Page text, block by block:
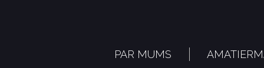
PAR MUMS